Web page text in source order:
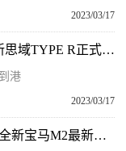
2023/03/17
环球头条：将在3月底开启交付 首批全新思域TYPE R正式到港
港
2023/03/17
【全球聚看点】增加全新亚光漆面颜色 全新宝马M2最新消息